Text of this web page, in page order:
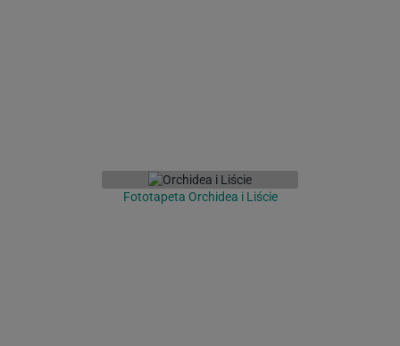
Fototapeta Orchidea i Liście